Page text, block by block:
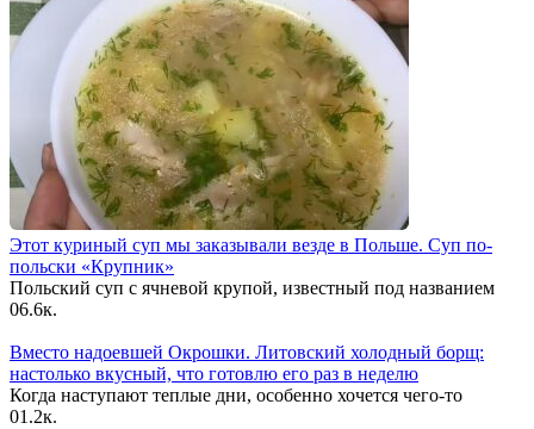
Этот куриный суп мы заказывали везде в Польше. Суп по-
польски «Крупник»
Польский суп с ячневой крупой, известный под названием
06.6к.
Вместо надоевшей Окрошки. Литовский холодный борщ:
настолько вкусный, что готовлю его раз в неделю
Когда наступают теплые дни, особенно хочется чего-то
01.2к.